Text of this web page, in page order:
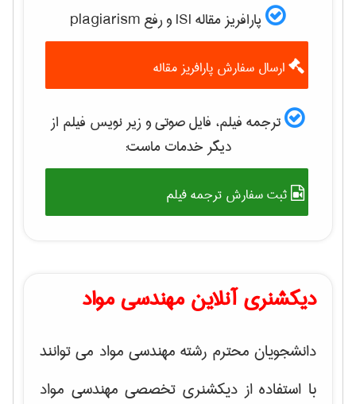
پارافریز مقاله ISI و رفع plagiarism
ارسال سفارش پارافریز مقاله
ترجمه فیلم، فایل صوتی و زیر نویس فیلم از
دیگر خدمات ماست:
ثبت سفارش ترجمه فیلم
دیکشنری آنلاین مهندسی مواد
دانشجویان محترم رشته مهندسی مواد می توانند
با استفاده از دیکشنری تخصصی مهندسی مواد